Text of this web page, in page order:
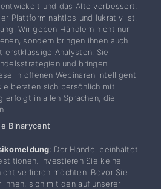
und das Alte verbessert,
Plattform nahtlos und lukrativ ist.
Wir geben Händlern nicht nur
sondern bringen ihnen auch
erstklassige Analysten. Sie
und bringen
in offenen Webinaren intelligent
beraten sich persönlich mit
erfolgt in allen Sprachen, die
Binarycent
: Der Handel beinhaltet
Investieren Sie keine
verlieren möchten. Bevor Sie
sich mit den auf unserer